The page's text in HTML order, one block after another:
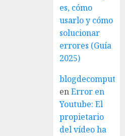
es, cómo
usarlo y cómo
solucionar
errores (Guía
2025)
enError en
Youtube: El
propietario
del vídeo ha